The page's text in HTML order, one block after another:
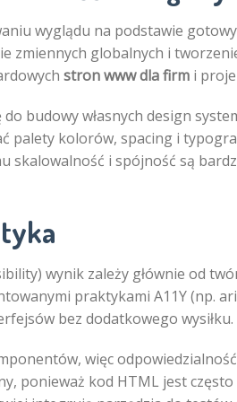
wyglądu na podstawie
zmiennych globalnych i
stron www dla firm i
budowy własnych design
palety kolorów, spacing i
skalowalność i spójność są
wynik zależy głównie od
praktykami A11Y (np.
bez dodatkowego wysiłku.
więc
ponieważ kod HTML jest